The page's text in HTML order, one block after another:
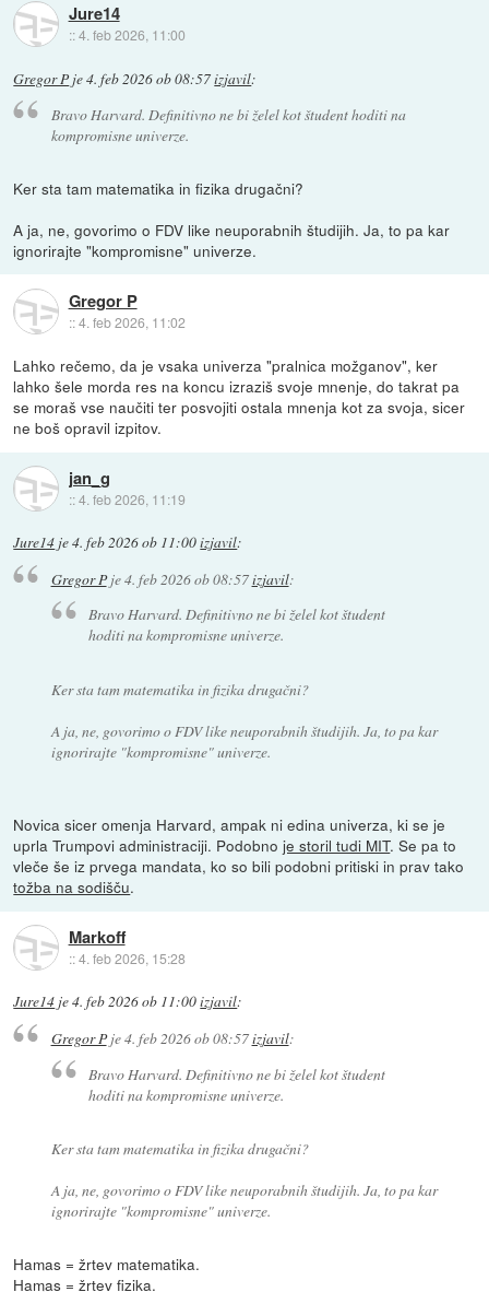
Jure14
::4. feb 2026, 11:00
Gregor P je4. feb 2026 ob 08:57izjavil:
Bravo Harvard. Definitivno ne bi želel kot študent hoditi na
kompromisne univerze.
Ker sta tam matematika in fizika drugačni?
A ja, ne, govorimo o FDV like neuporabnih študijih. Ja, to pa kar
ignorirajte "kompromisne" univerze.
Gregor P
::4. feb 2026, 11:02
Lahko rečemo, da je vsaka univerza "pralnica možganov", ker
lahko šele morda res na koncu izraziš svoje mnenje, do takrat pa
se moraš vse naučiti ter posvojiti ostala mnenja kot za svoja, sicer
ne boš opravil izpitov.
jan_g
::4. feb 2026, 11:19
Jure14 je4. feb 2026 ob 11:00izjavil:
Gregor Pje4. feb 2026 ob 08:57izjavil:
Bravo Harvard. Definitivno ne bi želel kot študent
hoditi na kompromisne univerze.
Ker sta tam matematika in fizika drugačni?
A ja, ne, govorimo o FDV like neuporabnih študijih. Ja, to pa kar
ignorirajte "kompromisne" univerze.
Novica sicer omenja Harvard, ampak ni edina univerza, ki se je
uprla Trumpovi administraciji. Podobnoje storil tudi MIT. Se pa to
vleče še iz prvega mandata, ko so bili podobni pritiski in prav tako
tožba na sodišču.
Markoff
::4. feb 2026, 15:28
Jure14 je4. feb 2026 ob 11:00izjavil:
Gregor Pje4. feb 2026 ob 08:57izjavil:
Bravo Harvard. Definitivno ne bi želel kot študent
hoditi na kompromisne univerze.
Ker sta tam matematika in fizika drugačni?
A ja, ne, govorimo o FDV like neuporabnih študijih. Ja, to pa kar
ignorirajte "kompromisne" univerze.
Hamas = žrtev matematika.
Hamas = žrtev fizika.